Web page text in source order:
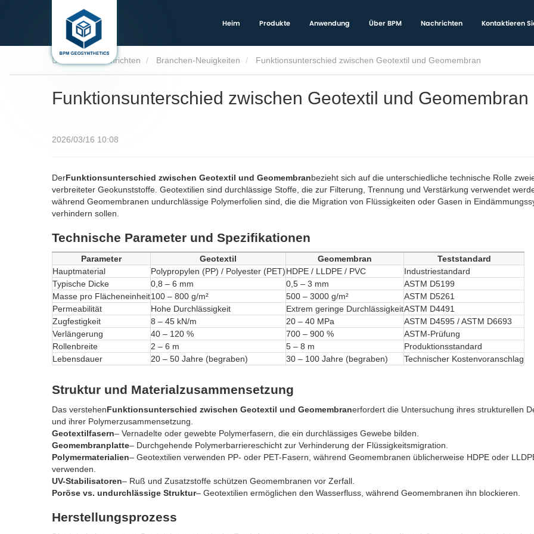
Heim Produkte Anwendung Über BPM Nachrichten Kontaktieren
Nachrichten Branchen-Neuigkeiten Funktionsunterschied zwischen Geotextil und Geomembran
Funktionsunterschied zwischen Geotextil und Geomembran
2026/03/16 10:08
DerFunktionsunterschied zwischen Geotextil und Geomembranbezieht sich auf die unterschiedliche technische Rolle
verbreiteter Geokunststoffe. Geotextilien sind durchlässige Stoffe, die zur Filterung, Trennung und Verstärkung verwendet
während Geomembranen undurchlässige Polymerfolien sind, die die Migration von Flüssigkeiten oder Gasen in
verhindern sollen.
Technische Parameter und Spezifikationen
Parameter Geotextil Geomembran
Teststandard
Hauptmaterial
Polypropylen (PP) / Polyester (PET)HDPE / LLDPE / PVC
Industriestandard
Typische Dicke
0,8 – 6 mm 0,5 – 3 mm
ASTM D5199
Masse pro Flächeneinheit100 – 800 g/m² 500 – 3000 g/m²
ASTM D5261
Permeabilität
Hohe Durchlässigkeit Extrem geringe DurchlässigkeitASTM D4491
Zugfestigkeit
8 – 45 kN/m 20 – 40 MPa
ASTM D4595 / ASTM D6693
Verlängerung
40 – 120 % 700 – 900 %
ASTM-Prüfung
Rollenbreite
2 – 6 m 5 – 8 m
Produktionsstandard
Lebensdauer
20 – 50 Jahre (begraben) 30 – 100 Jahre (begraben) Technischer Kostenvoranschlag
Struktur und Materialzusammensetzung
Das verstehenFunktionsunterschied zwischen Geotextil und Geomembranerfordert die Untersuchung ihres strukturellen
und ihrer Polymerzusammensetzung.
Geotextilfasern– Vernadelte oder gewebte Polymerfasern, die ein durchlässiges Gewebe bilden.
Geomembranplatte– Durchgehende Polymerbarriereschicht zur Verhinderung der Flüssigkeitsmigration.
Polymermaterialien– Geotextilien verwenden PP- oder PET-Fasern, während Geomembranen üblicherweise HDPE oder
verwenden.
UV-Stabilisatoren– Ruß und Zusatzstoffe schützen Geomembranen vor Zerfall.
Poröse vs. undurchlässige Struktur– Geotextilien ermöglichen den Wasserfluss, während Geomembranen ihn blockieren.
Herstellungsprozess